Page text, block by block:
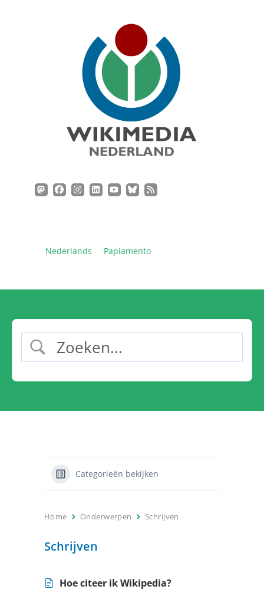
Nederlands Papiamento
Categorieën bekijken
Home Onderwerpen Schrijven
Schrijven
Hoe citeer ik Wikipedia?